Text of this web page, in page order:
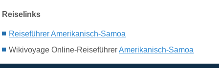
Reiselinks
Reiseführer Amerikanisch-Samoa
WikivoyageOnline-ReiseführerAmerikanisch-Samoa